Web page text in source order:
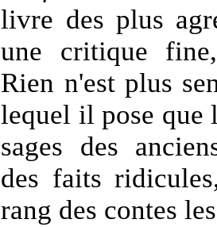
livre des plus
une critique
Rien n'est plus
lequel il pose que
sages des
des faits
rang des contes